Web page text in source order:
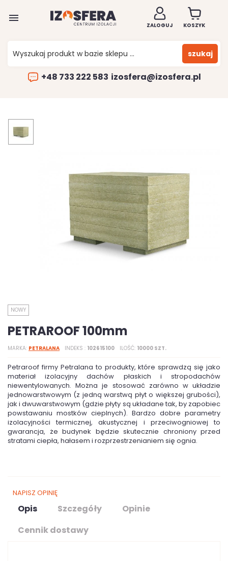

ZALOGUJ KOSZYK
szukaj
+48 733 222 583 izosfera@izosfera.pl
NOWY
PETRAROOF 100mm
MARKA PETRALANA INDEKS 102615100 ILOŚĆ 10000 SZT.
Petraroof firmy Petralana to produkty, które sprawdzą się jako
materiał izolacyjny dachów płaskich i stropodachów
niewentylowanych. Można je stosować zarówno w układzie
jednowarstwowym (z jedną warstwą płyt o większej grubości),
jak i dwuwarstwowym (gdzie płyty są układane tak, by zapobiec
powstawaniu mostków cieplnych). Bardzo dobre parametry
izolacyjności termicznej, akustycznej i przeciwogniowej to
gwarancja, że budynek będzie skutecznie chroniony przed
stratami ciepła, hałasem i rozprzestrzenianiem się ognia.
NAPISZ OPINIĘ
Opis Szczegóły
Opinie
Cennik dostawy